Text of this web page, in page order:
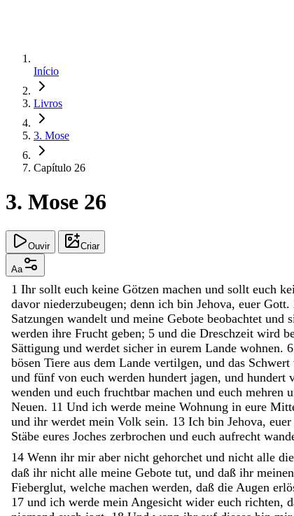
Início
Livros
3. Mose
Capítulo 26
3. Mose 26
Ouvir Criar
Aa
1 Ihr sollt euch keine Götzen machen und sollt euch
davor niederzubeugen; denn ich bin Jehova, euer Gott.
Satzungen wandelt und meine Gebote beobachtet und
werden ihre Frucht geben; 5 und die Dreschzeit wird
Sättigung und werdet sicher in eurem Lande wohnen. 6
bösen Tiere aus dem Lande vertilgen, und das Schwert
und fünf von euch werden hundert jagen, und hundert
wenden und euch fruchtbar machen und euch mehren
Neuen. 11 Und ich werde meine Wohnung in eure
und ihr werdet mein Volk sein. 13 Ich bin Jehova, euer
Stäbe eures Joches zerbrochen und euch aufrecht
14 Wenn ihr mir aber nicht gehorchet und nicht alle
daß ihr nicht alle meine Gebote tut, und daß ihr meinen
Fieberglut, welche machen werden, daß die Augen
17 und ich werde mein Angesicht wider euch richten,